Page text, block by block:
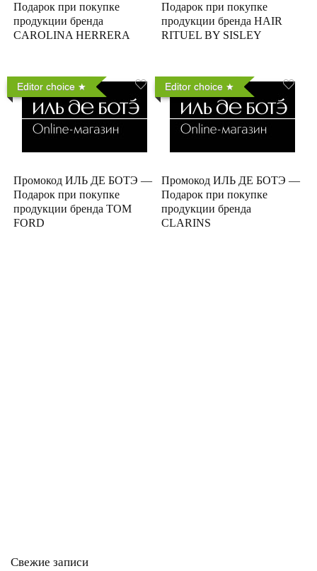
Подарок при покупке
продукции бренда
CAROLINA HERRERA
Подарок при покупке
продукции бренда HAIR
RITUEL BY SISLEY
Editor choice
Промокод ИЛЬ ДЕ БОТЭ —
Подарок при покупке
продукции бренда TOM
FORD
Editor choice
Промокод ИЛЬ ДЕ БОТЭ —
Подарок при покупке
продукции бренда
CLARINS
Свежие записи